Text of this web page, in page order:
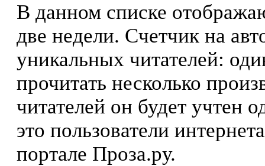
В данном списке
две недели. Счетчик на
уникальных читателей:
прочитать несколько
читателей он будет учтен
это пользователи
портале Проза.ру.